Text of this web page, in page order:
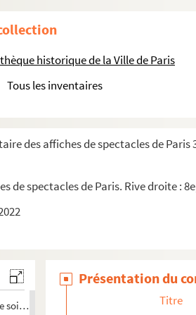
historique de la Ville de Paris
Tous les inventaires
des affiches de spectacles de Paris
de spectacles de Paris. Rive droite :
and Les hommes de main
soirée Je dis pas non
Présentation du
Titre